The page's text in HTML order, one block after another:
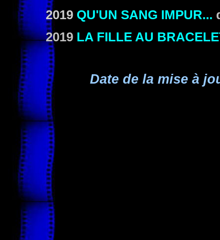
2019 QU'UN SANG IMPUR...
2019 LA FILLE AU
Date de la mise à